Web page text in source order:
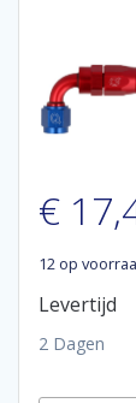
€
12 op
Levertijd
2 Dagen